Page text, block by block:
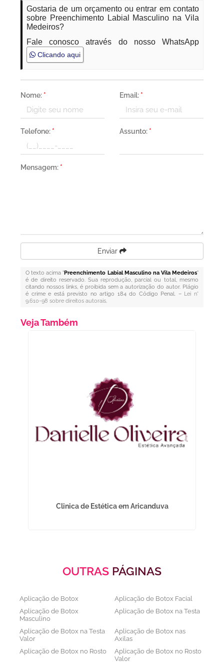
Gostaria de um orçamento ou entrar em contato
sobre Preenchimento Labial Masculino na Vila
Medeiros?
Fale conosco através do nosso WhatsApp
Clicando aqui
Nome: * Email: *
Telefone: * Assunto: *
Mensagem: *
Enviar
O texto acima "Preenchimento Labial Masculino na Vila Medeiros"
é de direito reservado. Sua reprodução, parcial ou total, mesmo
citando nossos links, é proibida sem a autorização do autor. Plágio
é crime e está previsto no artigo 184 do Código Penal. – Lei n°
9.610-98 sobre direitos autorais.
Veja Também
Clinica de Estética em Aricanduva
OUTRAS PÁGINAS
Aplicação de Botox
Aplicação de Botox Facial
Aplicação de Botox
Masculino
Aplicação de Botox na Testa
Aplicação de Botox na Testa
Valor
Aplicação de Botox nas
Axilas
Aplicação de Botox no Rosto
Aplicação de Botox no Rosto
Valor